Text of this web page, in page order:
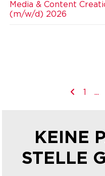
Media & Content
(m/w/d) 2026
1 ...
KEINE
STELLE